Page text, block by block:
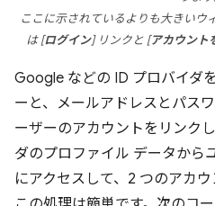
ここに示されているよりも大きいウ
は [ログイン] リンクと [アカウント
Google などの ID プロバイダ
ーと、メールアドレスとパス
ーザーのアカウントをリンク
ダのプロファイル データから
にアクセスして、2 つのアカ